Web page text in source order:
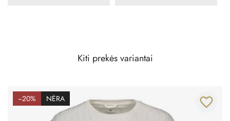
Kiti prekės variantai
−20% NĖRA favorite_border